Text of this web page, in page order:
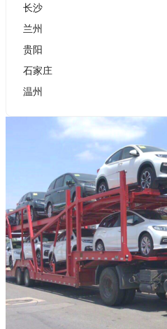
长沙
兰州
贵阳
石家庄
温州